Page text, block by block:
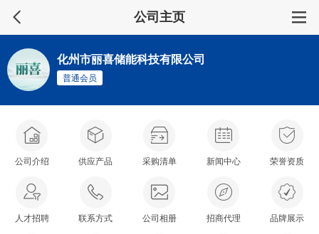
公司主页
化州市丽喜储能科技有限公司
普通会员
公司介绍 供应产品 采购清单 新闻中心 荣誉资质
人才招聘 联系方式 公司相册 招商代理 品牌展示